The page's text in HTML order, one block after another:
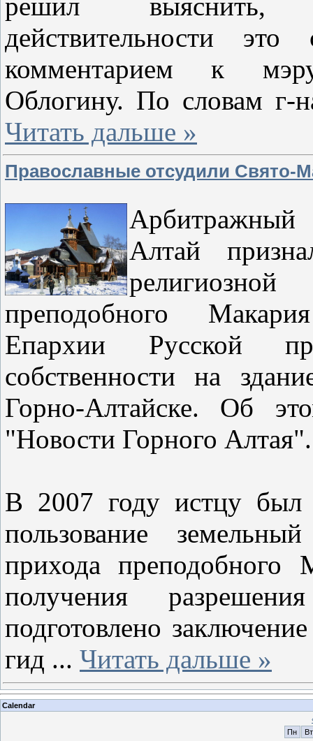
действительности
комментарием к
Облогину. По словам г-
Читать дальше »
Православные отсудили Свято-
Алтай
преподобного
Епархии Русской
собственности на
Горно-Алтайске. Об
"Новости Горного
В 2007 году истцу был
пользование
прихода преподобного
получения
подготовлено
гид ... Читать дальше »
Calendar
Пн
Вт